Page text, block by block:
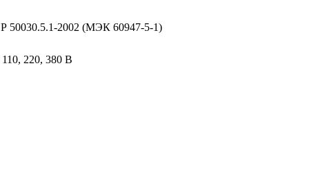
50030.5.1-2002 (МЭК 60947-5-1)
220, 380 В